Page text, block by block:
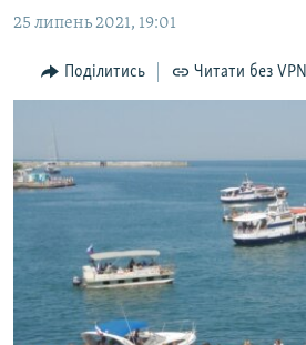
основної
Перейти
до
БЛОГИ
ПОГЛЯД
ВСЕ ЗА ДЕНЬ
СПЕЦПРОЕКТИ
ВІДЕОУРОКИ «ELIFBE»
СВІДЧЕННЯ ОКУПАЦІЇ
ЯК ОБІЙТИ БЛОКУВАННЯ
Русский
Qırımtatar
25 липень 2021, 19:01
Поділитись Читати без VPN